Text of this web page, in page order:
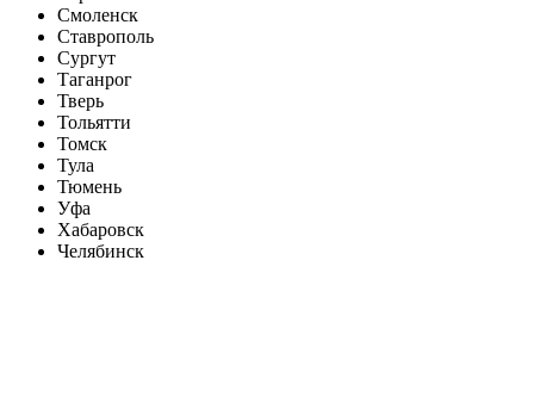
Смоленск
Ставрополь
Сургут
Таганрог
Тверь
Тольятти
Томск
Тула
Тюмень
Уфа
Хабаровск
Челябинск